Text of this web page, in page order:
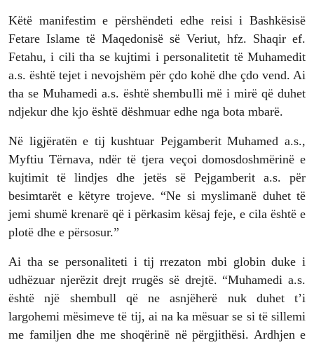
Këtë manifestim e përshëndeti edhe reisi i Bashkësisë
Fetare Islame të Maqedonisë së Veriut, hfz. Shaqir ef.
Fetahu, i cili tha se kujtimi i personalitetit të Muhamedit
a.s. është tejet i nevojshëm për çdo kohë dhe çdo vend. Ai
tha se Muhamedi a.s. është shembulli më i mirë që duhet
ndjekur dhe kjo është dëshmuar edhe nga bota mbarë.
Në ligjëratën e tij kushtuar Pejgamberit Muhamed a.s.,
Myftiu Tërnava, ndër të tjera veçoi domosdoshmërinë e
kujtimit të lindjes dhe jetës së Pejgamberit a.s. për
besimtarët e këtyre trojeve. “Ne si myslimanë duhet të
jemi shumë krenarë që i përkasim kësaj feje, e cila është e
plotë dhe e përsosur.”
Ai tha se personaliteti i tij rrezaton mbi globin duke i
udhëzuar njerëzit drejt rrugës së drejtë. “Muhamedi a.s.
është një shembull që ne asnjëherë nuk duhet t’i
largohemi mësimeve të tij, ai na ka mësuar se si të sillemi
me familjen dhe me shoqërinë në përgjithësi. Ardhjen e